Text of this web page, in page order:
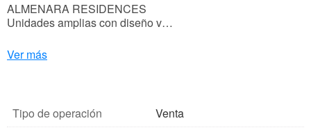
ALMENARA RESIDENCES
Unidades amplias con diseño v…
Ver más
Tipo de operación
Venta